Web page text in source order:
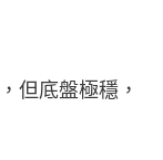
但底盤極穩，